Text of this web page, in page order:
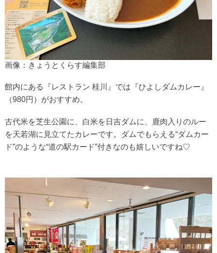
画像：きょうとくらす編集部
館内にある『レストラン 桂川』では『ひよしダムカレー』
（980円）がおすすめ。
古代米を芝生公園に、白米を日吉ダムに、鹿肉入りのルー
を天若湖に見立てたカレーです。ダムでもらえる“ダムカー
ド”のような“道の駅カード”付きなのも嬉しいですね♡